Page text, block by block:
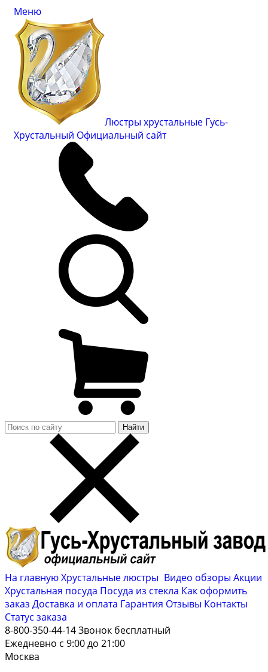
Меню
Люстры хрустальные Гусь-
Хрустальный Официальный сайт
Найти
На главнуюХрустальные люстры Видео обзоры Акции
Хрустальная посуда Посуда из стекла Как оформить
заказ Доставка и оплата Гарантия Отзывы Контакты
Cтатус заказа
8-800-350-44-14Звонок бесплатный
Ежедневно с 9:00 до 21:00
Москва